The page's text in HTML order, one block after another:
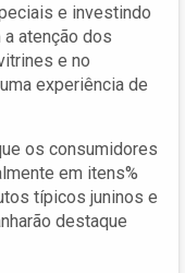
e investindo
atenção dos
e no
experiência de
os consumidores
em itens%
típicos juninos e
destaque